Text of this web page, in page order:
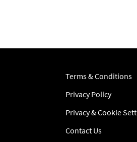
Terms & Conditions
Privacy Policy
Privacy & Cookie
Contact Us